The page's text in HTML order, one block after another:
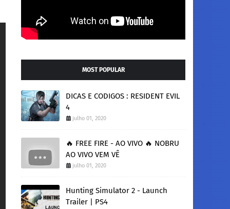
MOST POPULAR
DICAS E CODIGOS : RESIDENT EVIL
4
julho 01, 2020
🔥 FREE FIRE - AO VIVO 🔥 NOBRU
AO VIVO VEM VÊ
julho 01, 2020
Hunting Simulator 2 - Launch
Trailer | PS4